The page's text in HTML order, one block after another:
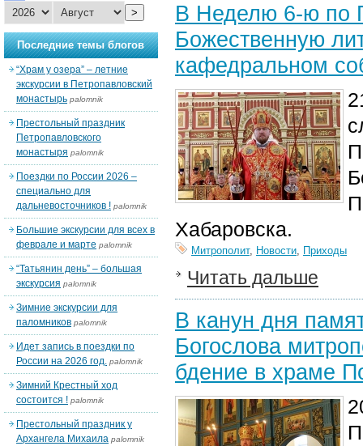
В Неделю 6-ю по
Божественную
кафедральном
Хабаровска.
Митрополит, Новости, Приходы
Читать дальше
В канун дня
Богослова
бдение в храме
>
Последние темы блогов
“Храм у озера” – летние
экскурсии в Петропавловский
монастырь palomnik
Престольный праздник
Петропавловского
монастыря palomnik
Поездки по России 2026 –
специально для
дальневосточников ! palomnik
Большие экскурсии для всех в
феврале и марте palomnik
“Татьянин день” – большая
экскурсия palomnik
Зимние экскурсии для
паломников palomnik
Идет запись в поездки по
России на 2026 год. palomnik
Зимний Крестный ход
состоится ! palomnik
Престольный праздник у
Архангела Михаила palomnik